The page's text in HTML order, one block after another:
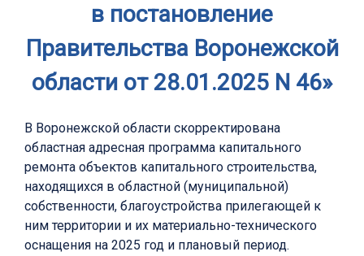
в постановление
Правительства Воронежской
области от 28.01.2025 N 46»
В Воронежской области скорректирована
областная адресная программа капитального
ремонта объектов капитального строительства,
находящихся в областной (муниципальной)
собственности, благоустройства прилегающей к
ним территории и их материально-технического
оснащения на 2025 год и плановый период.